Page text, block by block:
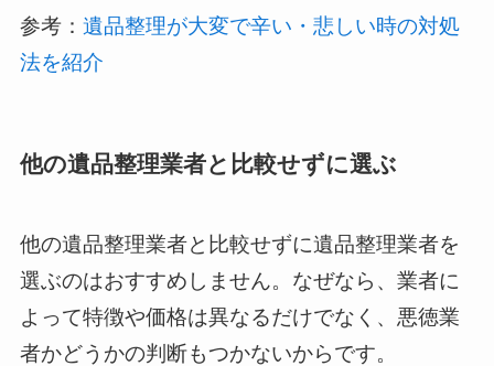
参考： 遺品整理が大変で辛い・悲しい時の対処
法を紹介
他の遺品整理業者と比較せずに選ぶ
他の遺品整理業者と比較せずに遺品整理業者を
選ぶのはおすすめしません。なぜなら、業者に
よって特徴や価格は異なるだけでなく、悪徳業
者かどうかの判断もつかないからです。